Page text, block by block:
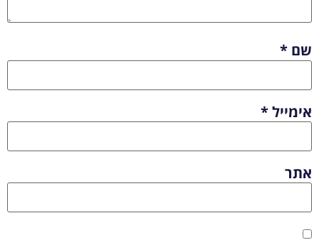
שם *
אימייל*
אתר